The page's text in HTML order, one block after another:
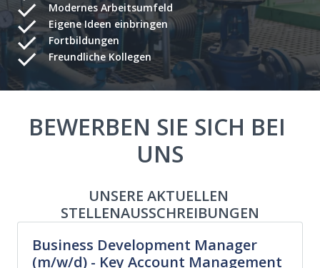
Modernes Arbeitsumfeld
Eigene Ideen einbringen
Fortbildungen
Freundliche Kollegen
BEWERBEN SIE SICH BEI
UNS
UNSERE AKTUELLEN
STELLENAUSSCHREIBUNGEN
Business Development Manager
(m/w/d) - Key Account Management